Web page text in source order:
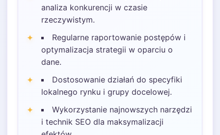
analiza konkurencji w czasie
rzeczywistym.
Regularne raportowanie postępów i
optymalizacja strategii w oparciu o
dane.
Dostosowanie działań do specyfiki
lokalnego rynku i grupy docelowej.
Wykorzystanie najnowszych narzędzi
i technik SEO dla maksymalizacji